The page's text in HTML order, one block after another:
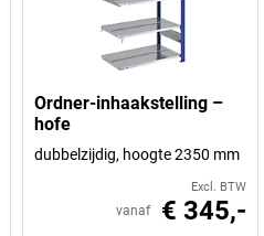
Ordner-inhaakstelling –
hofe
dubbelzijdig, hoogte 2350 mm
Excl. BTW
vanaf € 345,-